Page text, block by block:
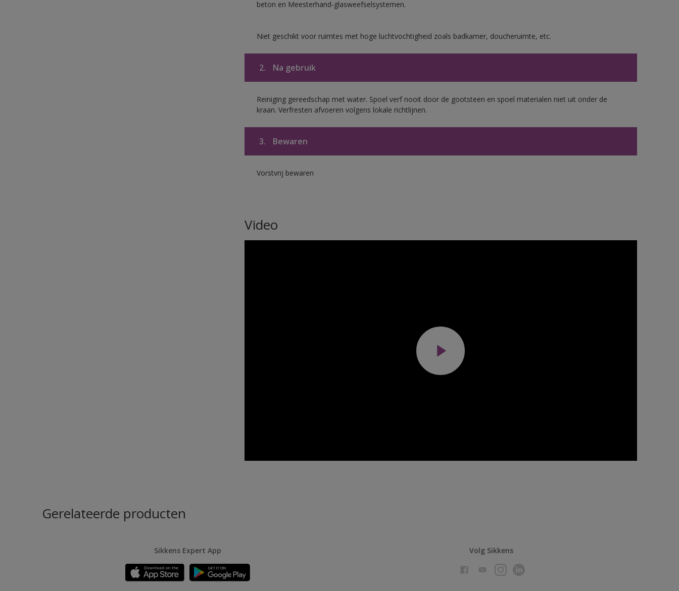
beton en Meesterhand-glasweefselsystemen.
Niet geschikt voor ruimtes met hoge luchtvochtigheid zoals badkamer, doucheruimte, etc.
2. Na gebruik
Reiniging gereedschap met water. Spoel verf nooit door de gootsteen en spoel materialen niet uit onder de
kraan. Verfresten afvoeren volgens lokale richtlijnen.
3. Bewaren
Vorstvrij bewaren
Video
Gerelateerde producten
Sikkens Expert App Volg Sikkens